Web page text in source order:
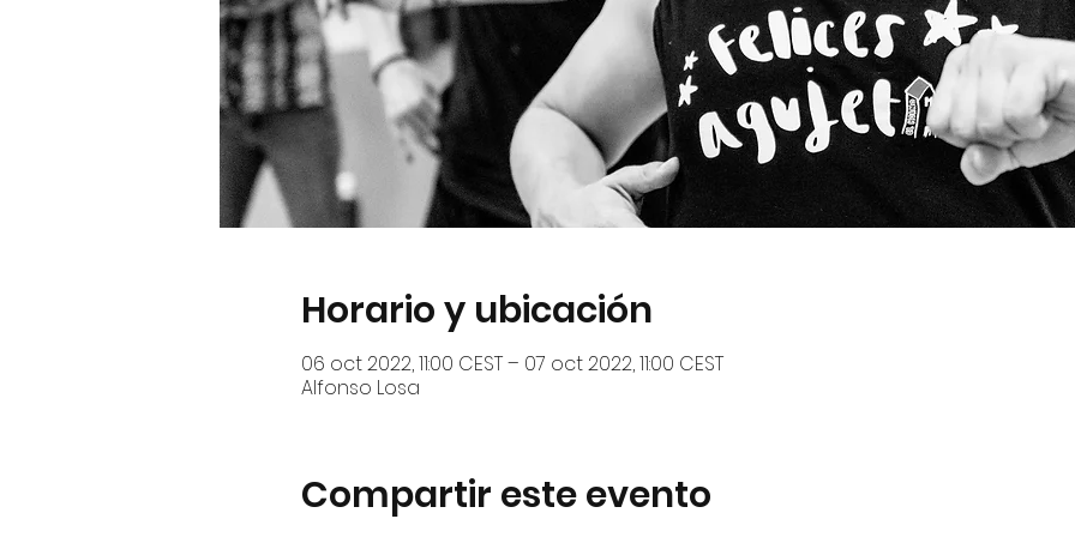
Horario y ubicación
06 oct 2022, 11:00 CEST – 07 oct 2022, 11:00 CEST
Alfonso Losa
Compartir este evento